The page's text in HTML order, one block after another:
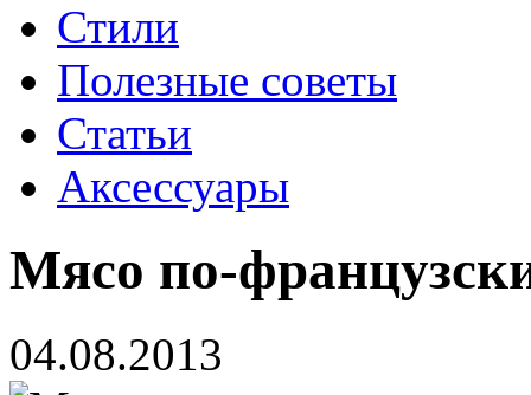
Стили
Полезные советы
Статьи
Аксессуары
Мясо по-
04.08.2013